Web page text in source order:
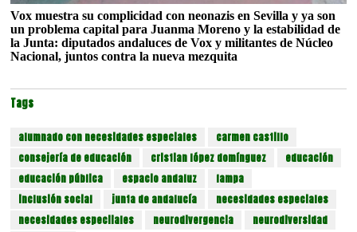
Vox muestra su complicidad con neonazis en Sevilla y ya son
un problema capital para Juanma Moreno y la estabilidad de
la Junta: diputados andaluces de Vox y militantes de Núcleo
Nacional, juntos contra la nueva mezquita
Tags
alumnado con necesidades especiales
carmen castillo
consejería de educación
cristian lópez domínguez
educación
educación pública
espacio andaluz
fampa
inclusión social
junta de andalucía
necesidades especiales
necesidades especiiales
neurodivergencia
neurodiversidad